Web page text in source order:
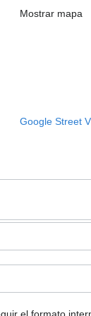
Mostrar mapa
Google Street